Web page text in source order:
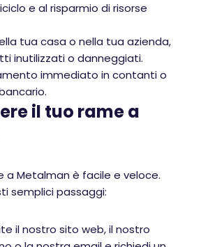
e al risparmio di risorse
tua casa o nella tua azienda,
inutilizzati o danneggiati.
immediato in contanti o
il tuo rame a
a Metalman è facile e veloce.
semplici passaggi:
il nostro sito web, il nostro